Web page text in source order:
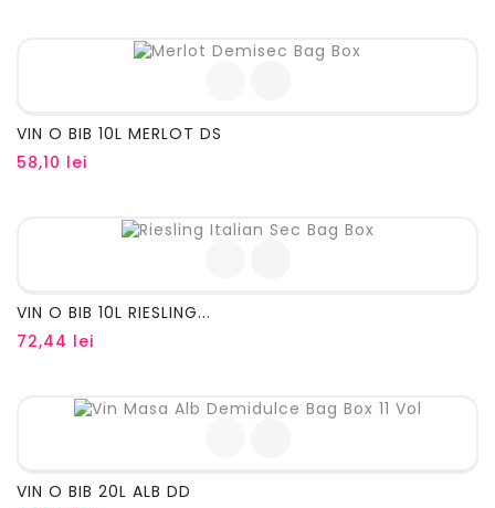
VIN O BIB 10L MERLOT DS
58,10 lei
VIN O BIB 10L RIESLING...
72,44 lei
VIN O BIB 20L ALB DD